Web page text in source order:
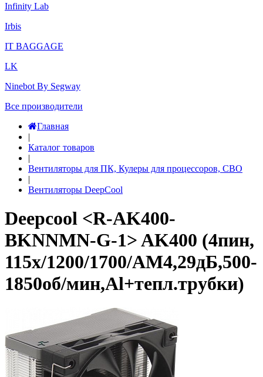
Infinity Lab
Irbis
IT BAGGAGE
LK
Ninebot By Segway
Все производители
Главная
|
Каталог товаров
|
Вентиляторы для ПК, Кулеры для процессоров, СВО
|
Вентиляторы DeepCool
Deepcool <R-AK400-
BKNNMN-G-1> AK400 (4пин,
115x/1200/1700/AM4,29дБ,500-
1850об/мин,Al+тепл.трубки)